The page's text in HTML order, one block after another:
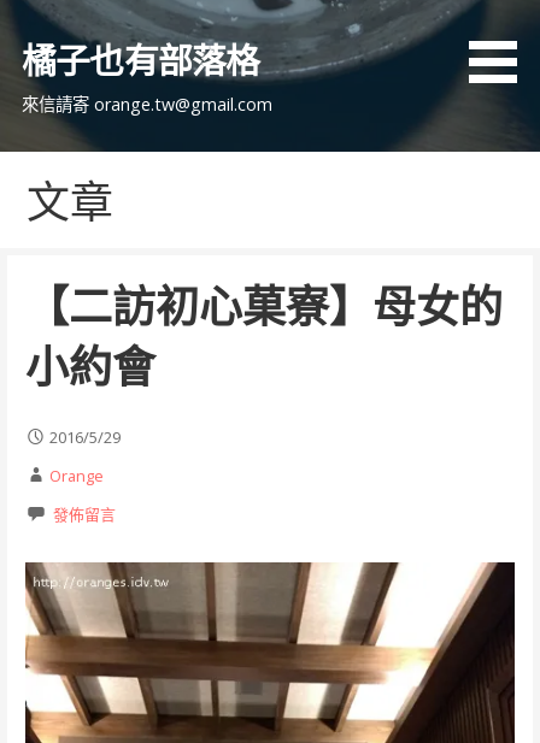
橘子也有部落格
來信請寄 orange.tw@gmail.com
文章
【二訪初心菓寮】母女的
小約會
2016/5/29
Orange
發佈留言